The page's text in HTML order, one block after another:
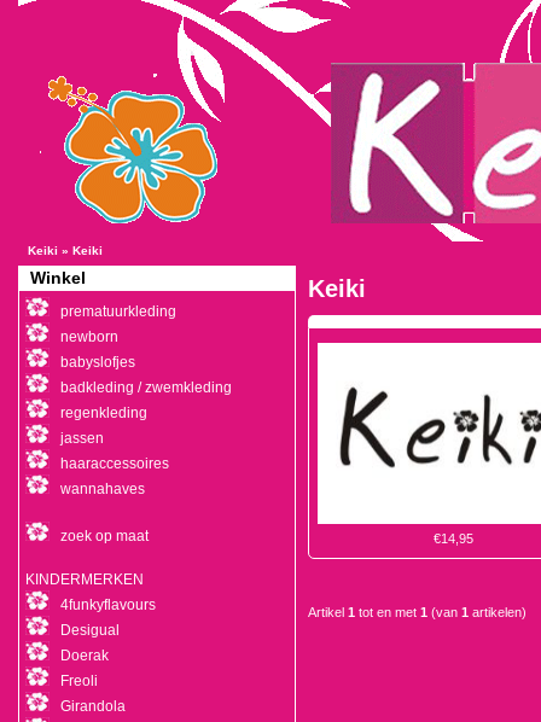
Keiki » Keiki
Keiki
€14,95
Artikel 1 tot en met 1 (van 1 artikelen)
Winkel
prematuurkleding
newborn
babyslofjes
badkleding / zwemkleding
regenkleding
jassen
haaraccessoires
wannahaves
zoek op maat
KINDERMERKEN
4funkyflavours
Desigual
Doerak
Freoli
Girandola